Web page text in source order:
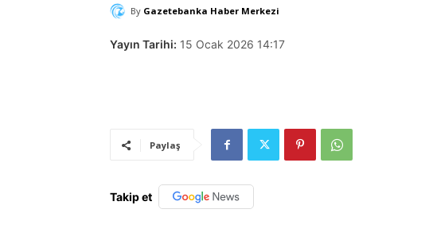
By Gazetebanka Haber Merkezi
Yayın Tarihi: 15 Ocak 2026 14:17
Paylaş
Takip et